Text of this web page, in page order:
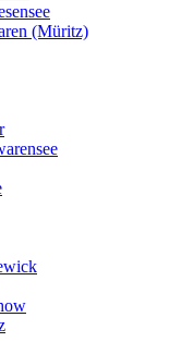
(Müritz)